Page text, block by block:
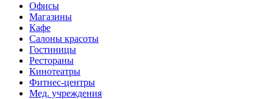
Офисы
Магазины
Кафе
Салоны красоты
Гостиницы
Рестораны
Кинотеатры
Фитнес-центры
Мед. учреждения